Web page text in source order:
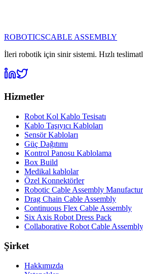
ROBOTICSCABLE ASSEMBLY
İleri robotik için sinir sistemi. Hızlı
Hizmetler
Robot Kol Kablo Tesisatı
Kablo Taşıyıcı Kabloları
Sensör Kabloları
Güç Dağıtımı
Kontrol Panosu Kablolama
Box Build
Medikal kablolar
Özel Konnektörler
Robotic Cable Assembly
Drag Chain Cable Assembly
Continuous Flex Cable Assembly
Six Axis Robot Dress Pack
Collaborative Robot Cable Assembly
Şirket
Hakkımızda